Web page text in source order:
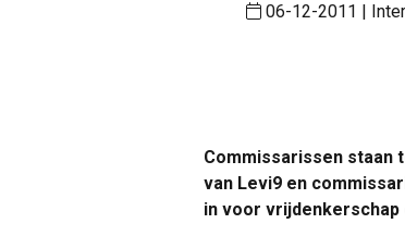
06-12-2011 |
Commissarissen staan
van Levi9 en
in voor